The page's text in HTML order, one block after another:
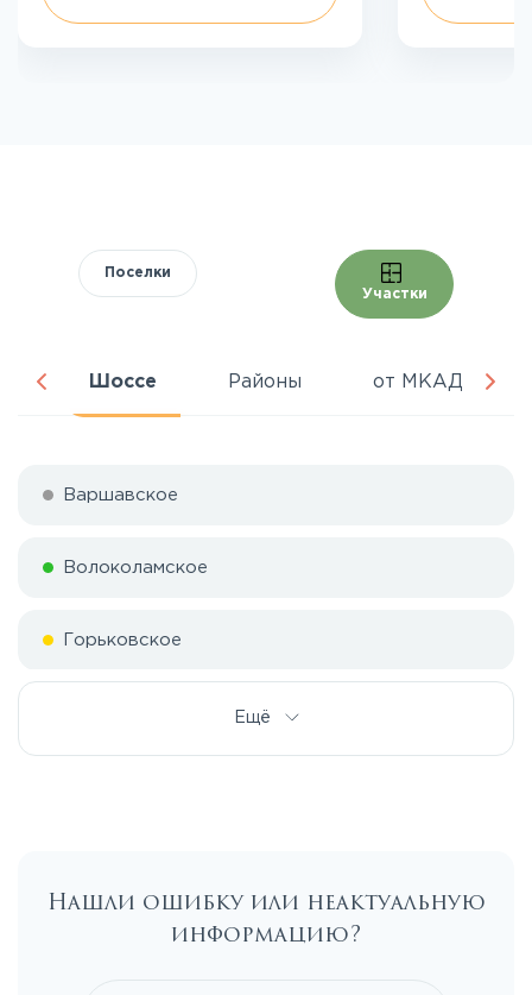
Поселки
Участки
Шоссе Районы от МКАД
Варшавское
Волоколамское
Горьковское
Ещё
Нашли ошибку или неактуальную
информацию?